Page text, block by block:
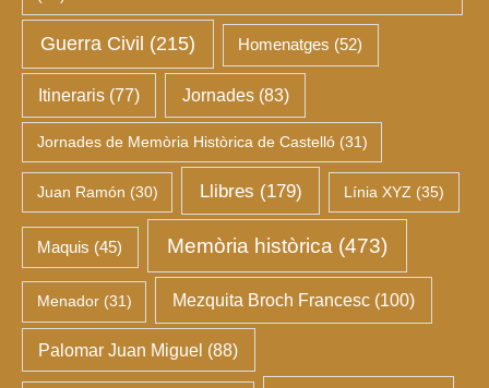
Guerra Civil (215) Homenatges (52)
Itineraris (77) Jornades(83)
Jornades de Memòria Històrica de Castelló(31)
Juan Ramón (30) Llibres (179) Línia XYZ (35)
Maquis (45) Memòria històrica (473)
Menador(31) Mezquita Broch Francesc(100)
Palomar Juan Miguel (88)